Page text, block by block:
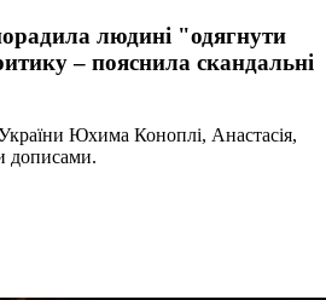
людині "одягнути
– пояснила скандальні
Юхима Коноплі, Анастасія,
дописами.